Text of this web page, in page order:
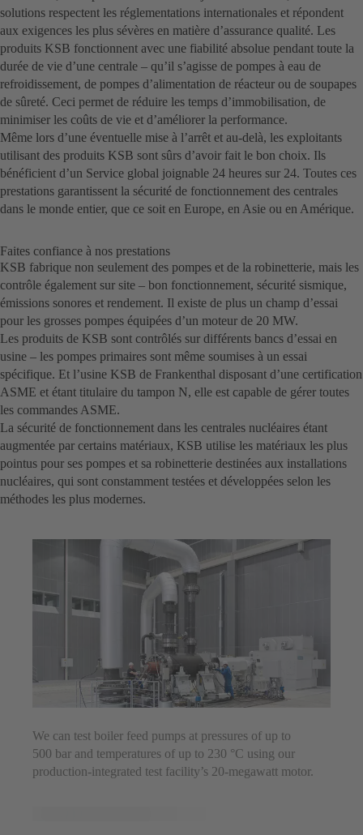
solutions respectent les réglementations internationales et répondent
aux exigences les plus sévères en matière d’assurance qualité. Les
produits KSB fonctionnent avec une fiabilité absolue pendant toute la
durée de vie d’une centrale – qu’il s’agisse de pompes à eau de
refroidissement, de pompes d’alimentation de réacteur ou de soupapes
de sûreté. Ceci permet de réduire les temps d’immobilisation, de
minimiser les coûts de vie et d’améliorer la performance.
Même lors d’une éventuelle mise à l’arrêt et au-delà, les exploitants
utilisant des produits KSB sont sûrs d’avoir fait le bon choix. Ils
bénéficient d’un Service global joignable 24 heures sur 24. Toutes ces
prestations garantissent la sécurité de fonctionnement des centrales
dans le monde entier, que ce soit en Europe, en Asie ou en Amérique.
Faites confiance à nos prestations
KSB fabrique non seulement des pompes et de la robinetterie, mais les
contrôle également sur site – bon fonctionnement, sécurité sismique,
émissions sonores et rendement. Il existe de plus un champ d’essai
pour les grosses pompes équipées d’un moteur de 20 MW.
Les produits de KSB sont contrôlés sur différents bancs d’essai en
usine – les pompes primaires sont même soumises à un essai
spécifique. Et l’usine KSB de Frankenthal disposant d’une certification
ASME et étant titulaire du tampon N, elle est capable de gérer toutes
les commandes ASME.
La sécurité de fonctionnement dans les centrales nucléaires étant
augmentée par certains matériaux, KSB utilise les matériaux les plus
pointus pour ses pompes et sa robinetterie destinées aux installations
nucléaires, qui sont constamment testées et développées selon les
méthodes les plus modernes.
We can test boiler feed pumps at pressures of up to
500 bar and temperatures of up to 230 °C using our
production-integrated test facility’s 20-megawatt motor.